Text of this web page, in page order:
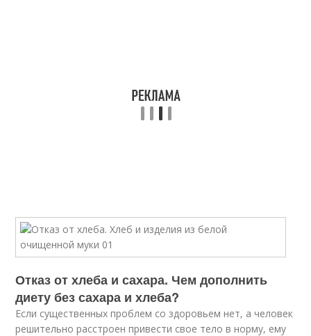
Отказ от хлеба и сахара. Чем дополнить
диету без сахара и хлеба?
Если существенных проблем со здоровьем нет, а человек
решительно расстроен привести свое тело в норму, ему